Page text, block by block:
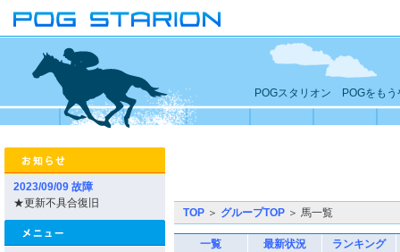
POGスタリオン POGをもう
2023/09/09 故障
★更新不具合復旧
TOP ＞ グループTOP ＞ 馬一覧
一覧 最新状況
ランキング